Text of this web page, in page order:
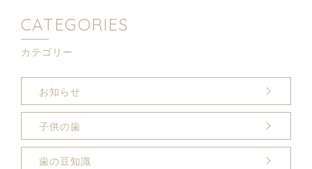
CATEGORIES
カテゴリー
お知らせ
子供の歯
歯の豆知識